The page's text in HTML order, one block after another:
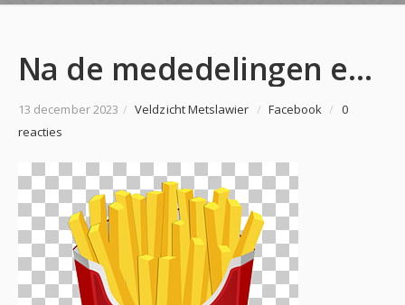
Na de mededelingen en maatregelen van het kabinet van afgelopen zondag zijn wij genoodzaakt ons café…
13 december 2023 / Veldzicht Metslawier / Facebook / 0
reacties